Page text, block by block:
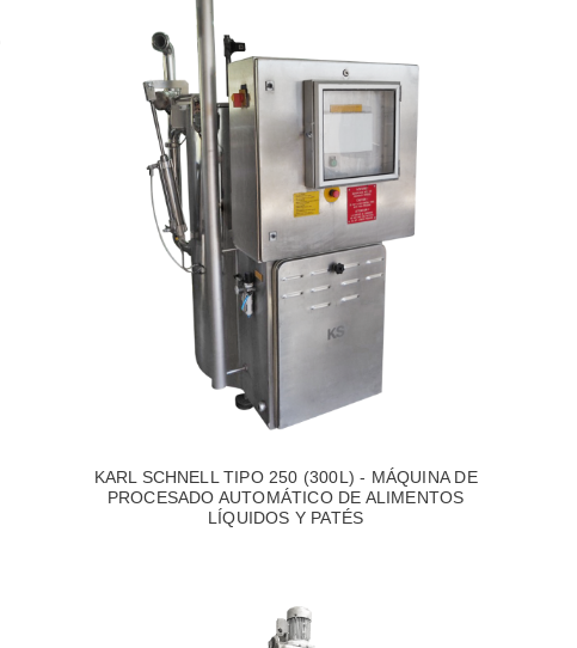
KARL SCHNELL TIPO 250 (300L) - MÁQUINA DE
PROCESADO AUTOMÁTICO DE ALIMENTOS
LÍQUIDOS Y PATÉS